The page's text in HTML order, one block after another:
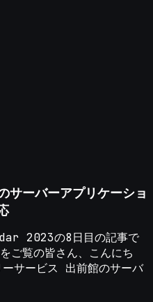
サーバーアプリケーショ
2023の8日目の記事で
覧の皆さん、こんにち
サービス 出前館のサーバ